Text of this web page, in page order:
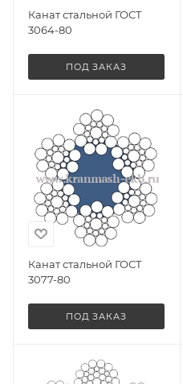
Канат стальной ГОСТ
3064-80
ПОД ЗАКАЗ
Канат стальной ГОСТ
3077-80
ПОД ЗАКАЗ